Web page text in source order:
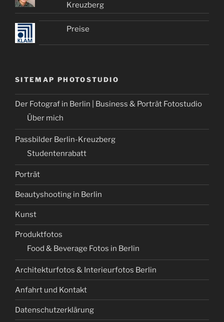
Kreuzberg
Preise
SITEMAP PHOTOSTUDIO
Der Fotograf in Berlin | Business & Porträt Fotostudio
Über mich
Passbilder Berlin-Kreuzberg
Studentenrabatt
Porträt
Beautyshooting in Berlin
Kunst
Produktfotos
Food & Beverage Fotos in Berlin
Architekturfotos & Interieurfotos Berlin
Anfahrt und Kontakt
Datenschutzerklärung